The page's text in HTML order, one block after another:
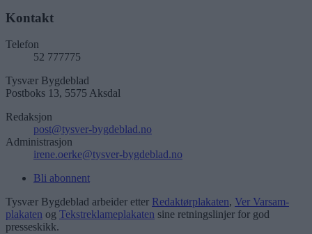
Kontakt
Telefon
52 777775
Tysvær Bygdeblad
Postboks 13, 5575 Aksdal
Redaksjon
post@tysver-bygdeblad.no
Administrasjon
irene.oerke@tysver-bygdeblad.no
Bli abonnent
Tysvær Bygdeblad arbeider etter Redaktørplakaten, Ver Varsam-
plakaten og Tekstreklameplakaten sine retningslinjer for god
presseskikk.